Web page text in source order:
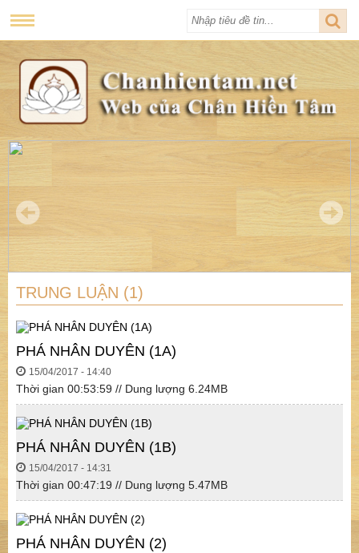
TRUNG LUẬN (1)
PHÁ NHÂN DUYÊN (1A)
15/04/2017 - 14:40
Thời gian 00:53:59 // Dung lượng 6.24MB
PHÁ NHÂN DUYÊN (1B)
15/04/2017 - 14:31
Thời gian 00:47:19 // Dung lượng 5.47MB
PHÁ NHÂN DUYÊN (2)